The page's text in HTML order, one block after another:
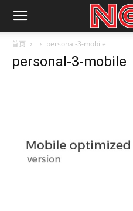
首页 personal-3-mobile
personal-3-mobile